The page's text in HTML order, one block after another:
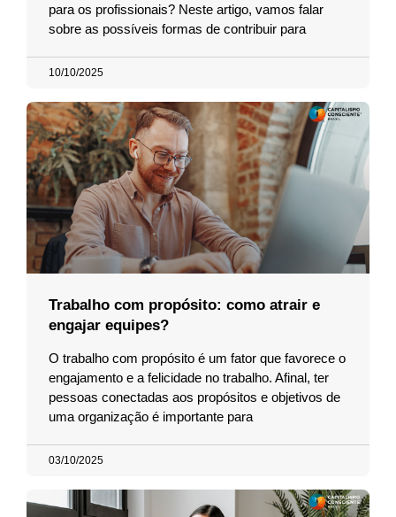
para os profissionais? Neste artigo, vamos falar
sobre as possíveis formas de contribuir para
10/10/2025
Trabalho com propósito: como atrair e
engajar equipes?
O trabalho com propósito é um fator que favorece o
engajamento e a felicidade no trabalho. Afinal, ter
pessoas conectadas aos propósitos e objetivos de
uma organização é importante para
03/10/2025